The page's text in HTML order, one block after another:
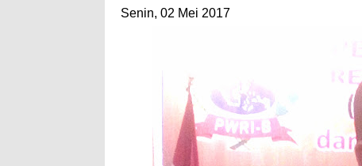
Senin, 02 Mei 2017